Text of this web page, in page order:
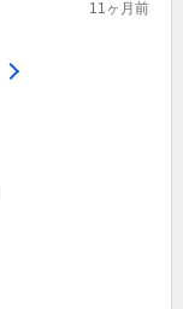
11ヶ月前